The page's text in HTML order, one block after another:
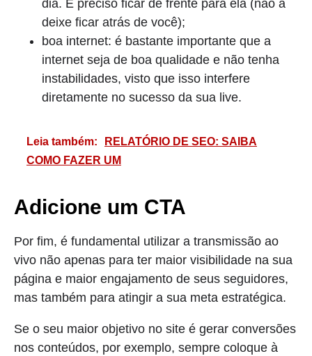
dia. É preciso ficar de frente para ela (não a
deixe ficar atrás de você);
boa internet: é bastante importante que a
internet seja de boa qualidade e não tenha
instabilidades, visto que isso interfere
diretamente no sucesso da sua live.
Leia também:
RELATÓRIO DE SEO: SAIBA
COMO FAZER UM
Adicione um CTA
Por fim, é fundamental utilizar a transmissão ao
vivo não apenas para ter maior visibilidade na sua
página e maior engajamento de seus seguidores,
mas também para atingir a sua meta estratégica.
Se o seu maior objetivo no site é gerar conversões
nos conteúdos, por exemplo, sempre coloque à